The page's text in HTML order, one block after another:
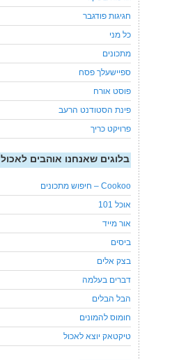
חגיגות פודגבר
כל מני
מתכונים
ספיישעלך פסח
פוסט אורח
פינת הסטודנט הרעב
פרויקט כריך
בלוגים שאנחנו אוהבים לאכול
Cookoo – חיפוש מתכונים
אוכל 101
אור מייד
ביסים
בצק אלים
דברים בעלמה
הבל הבלים
חומוס להמונים
טיקטאק יוצא לאכול